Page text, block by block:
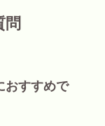
問
おすすめで